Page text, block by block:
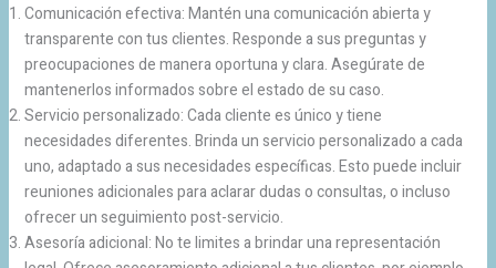
Comunicación efectiva: Mantén una comunicación abierta y
transparente con tus clientes. Responde a sus preguntas y
preocupaciones de manera oportuna y clara. Asegúrate de
mantenerlos informados sobre el estado de su caso.
Servicio personalizado: Cada cliente es único y tiene
necesidades diferentes. Brinda un servicio personalizado a cada
uno, adaptado a sus necesidades específicas. Esto puede incluir
reuniones adicionales para aclarar dudas o consultas, o incluso
ofrecer un seguimiento post-servicio.
Asesoría adicional: No te limites a brindar una representación